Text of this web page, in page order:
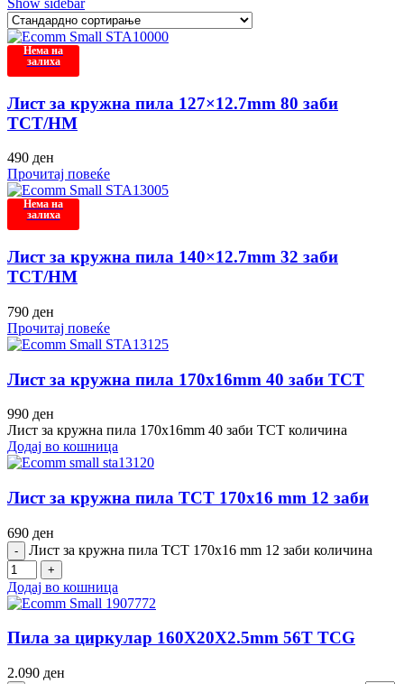
Show sidebar
Нема на
залиха
Лист за кружна пила 127×12.7mm 80 заби
TCT/HM
490 ден
Прочитај повеќе
Нема на
залиха
Лист за кружна пила 140×12.7mm 32 заби
TCT/HM
790 ден
Прочитај повеќе
Лист за кружна пила 170x16mm 40 заби TCT
990 ден
Лист за кружна пила 170x16mm 40 заби TCT количина
Додај во кошница
Лист за кружна пила TCT 170х16 mm 12 заби
690 ден
Лист за кружна пила TCT 170х16 mm 12 заби количина
Додај во кошница
Пила за циркулар 160X20X2.5mm 56T TCG
2.090 ден